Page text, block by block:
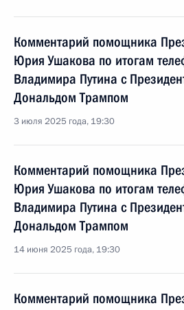
Комментарий помощника
Юрия Ушакова по итогам
Владимира Путина с
Дональдом Трампом
3 июля 2025 года, 19:30
Комментарий помощника
Юрия Ушакова по итогам
Владимира Путина с
Дональдом Трампом
14 июня 2025 года, 19:30
Комментарий помощника